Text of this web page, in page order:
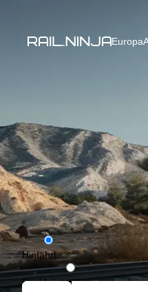
Europa
Hinfahrt
Rückfahrt